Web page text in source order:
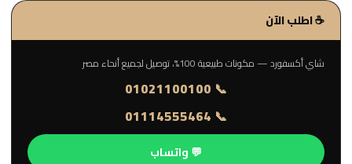
☕ اطلب الآن
شاي أكسفورد — مكونات طبيعية 100%، توصيل لجميع أنحاء مصر
📞 01021100100
📞 01114555464
💬 واتساب